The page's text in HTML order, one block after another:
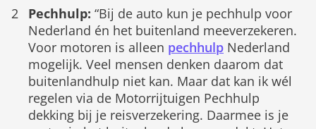
Pechhulp: “Bij de auto kun je pechhulp voor
Nederland én het buitenland meeverzekeren.
Voor motoren is alleen pechhulp Nederland
mogelijk. Veel mensen denken daarom dat
buitenlandhulp niet kan. Maar dat kan ik wél
regelen via de Motorrijtuigen Pechhulp
dekking bij je reisverzekering. Daarmee is je